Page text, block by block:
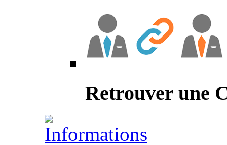
Retrouver une